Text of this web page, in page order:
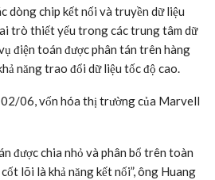
dòng chip kết nối và truyền dữ liệu
trò thiết yếu trong các trung tâm dữ
điện toán được phân tán trên hàng
năng trao đổi dữ liệu tốc độ cao.
02/06, vốn hóa thị trường của Marvell
được chia nhỏ và phân bổ trên toàn
lõi là khả năng kết nối”, ông Huang